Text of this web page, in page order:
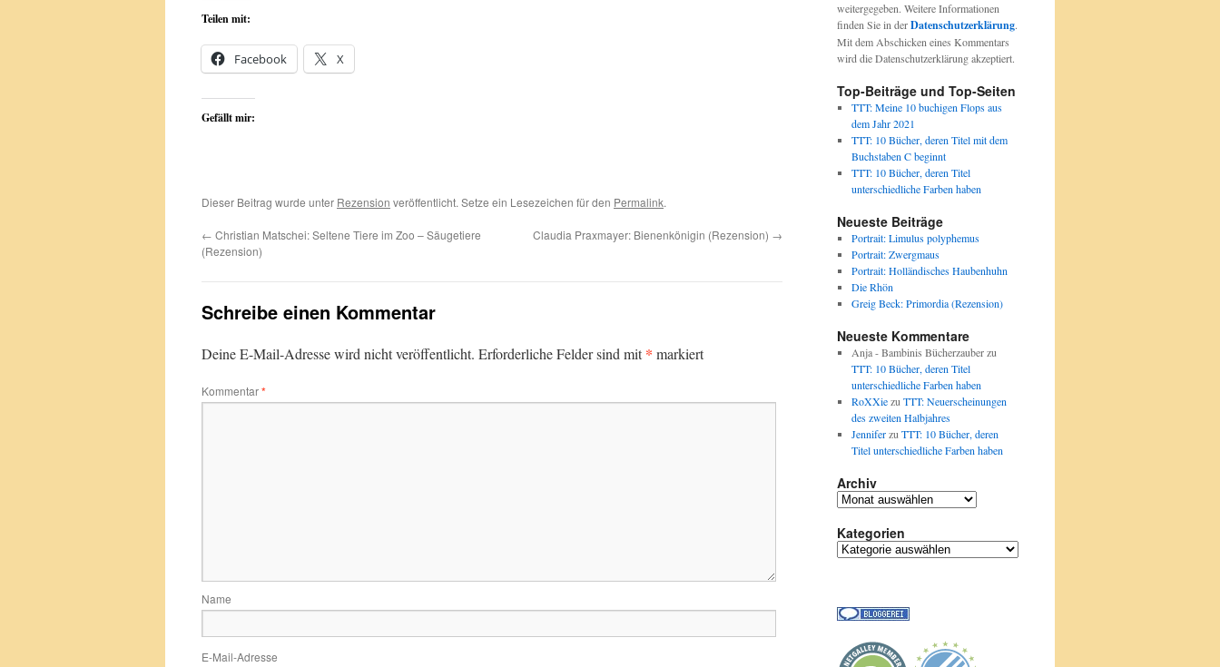
Teilen mit:
Facebook X
Gefällt mir:
Dieser Beitrag wurde unter Rezension veröffentlicht. Setze ein Lesezeichen für den Permalink.
← Christian Matschei: Seltene Tiere im Zoo – Säugetiere
(Rezension)
Claudia Praxmayer: Bienenkönigin (Rezension) →
Schreibe einen Kommentar
Deine E-Mail-Adresse wird nicht veröffentlicht. Erforderliche Felder sind mit* markiert
Kommentar*
Name
E-Mail-Adresse
weitergegeben. Weitere Informationen
finden Sie in derDatenschutzerklärung.
Mit dem Abschicken eines Kommentars
wird die Datenschutzerklärung akzeptiert.
Top-Beiträge und Top-Seiten
TTT: Meine 10 buchigen Flops aus
dem Jahr 2021
TTT: 10 Bücher, deren Titel mit dem
Buchstaben C beginnt
TTT: 10 Bücher, deren Titel
unterschiedliche Farben haben
Neueste Beiträge
Portrait: Limulus polyphemus
Portrait: Zwergmaus
Portrait: Holländisches Haubenhuhn
Die Rhön
Greig Beck: Primordia (Rezension)
Neueste Kommentare
Anja - Bambinis Bücherzauberzu
TTT: 10 Bücher, deren Titel
unterschiedliche Farben haben
RoXXiezu TTT: Neuerscheinungen
des zweiten Halbjahres
Jenniferzu TTT: 10 Bücher, deren
Titel unterschiedliche Farben haben
Archiv
Archiv
Kategorien
Kategorien